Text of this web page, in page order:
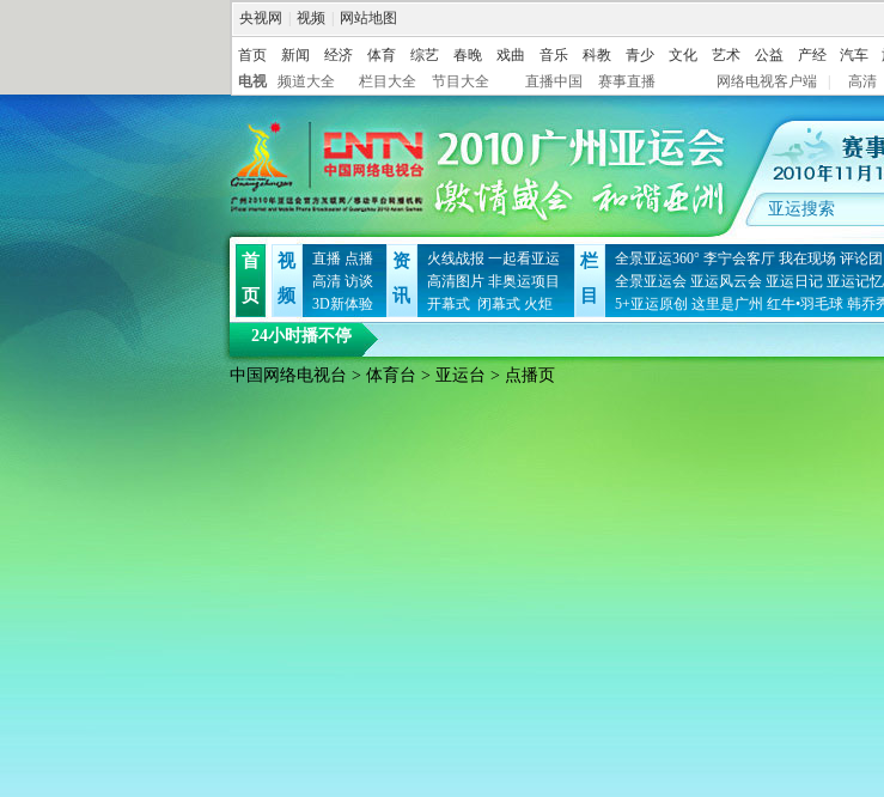
央视网 视频 网站地图
首页 新闻 经济 体育 综艺 春晚 戏曲 音乐 科教 青少 文化 艺术 公益 产经 汽车
电视
频道大全 栏目大全 节目大全 直播中国 赛事直播 网络电视客户端 高清
首
页
视
频
直播 点播
高清 访谈
3D新体验
资
讯
火线战报 一起看亚运
高清图片 非奥运项目
开幕式 闭幕式 火炬
栏
目
全景亚运360° 李宁会客厅 我在现场 评论团
全景亚运会 亚运风云会 亚运日记 亚运记忆
5+亚运原创 这里是广州 红牛•羽毛球 韩乔
24小时播不停
中国网络电视台 > 体育台 > 亚运台 > 点播页